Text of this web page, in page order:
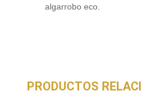
algarrobo eco.
PRODUCTOS